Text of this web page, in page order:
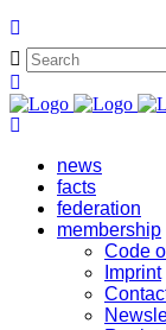
news
facts
federation
membership
Code
Imprint